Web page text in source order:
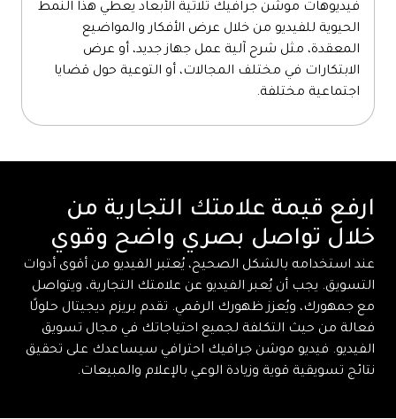
فيديوهات موشن جرافيك ثلاثية الأبعاد يعطي هذا النمط
الحيوية للفيديو من خلال عرض الأفكار والمواضيع
المعقدة، مثل شرح آلية عمل جهاز جديد، أو عرض
الابتكارات في مختلف المجالات، أو التوعية حول قضايا
اجتماعية مختلفة.
ارفع قيمة علامتك التجارية من
خلال تواصل بصري واضح وقوي
عند استخدامه بالشكل الصحيح، يُعتبر الفيديو من أقوى أدوات
التسويق. يجب أن يُعبر الفيديو عن علامتك التجارية، ويتواصل
مع جمهورك، ويُعزز ظهورك الرقمي. تقدم بريزم ديجيتال حلولًا
فعالة من حيث التكلفة لجميع احتياجاتك في مجال تسويق
الفيديو. فيديو موشن جرافيك احترافي سيساعدك على تحقيق
نتائج تسويقية قوية وزيادة الوعي بالإعلام والمبيعات.